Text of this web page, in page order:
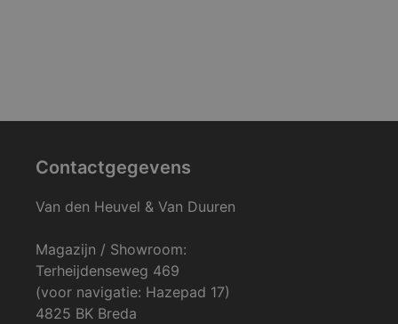
Contactgegevens
Van den Heuvel & Van Duuren
Magazijn / Showroom:
Terheijdenseweg 469
(voor navigatie: Hazepad 17)
4825 BK Breda